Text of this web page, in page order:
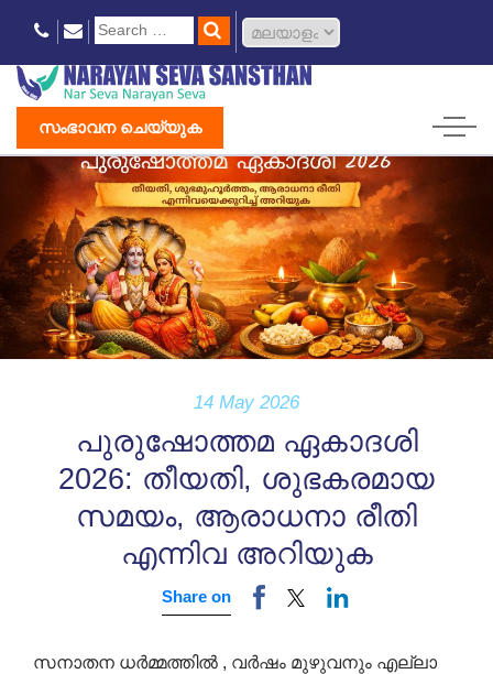
സംഭാവന ചെയ്യുക
14 May 2026
പുരുഷോത്തമ ഏകാദശി
2026: തീയതി, ശുഭകരമായ
സമയം, ആരാധനാ രീതി
എന്നിവ അറിയുക
Share on
സനാതന ധർമ്മത്തിൽ , വർഷം മുഴുവനും എല്ലാ